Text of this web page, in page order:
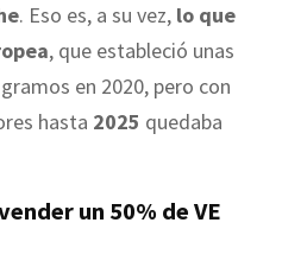
. Eso es, a su vez, lo que
, que estableció unas
en 2020, pero con
hasta 2025 quedaba
un 50% de VE